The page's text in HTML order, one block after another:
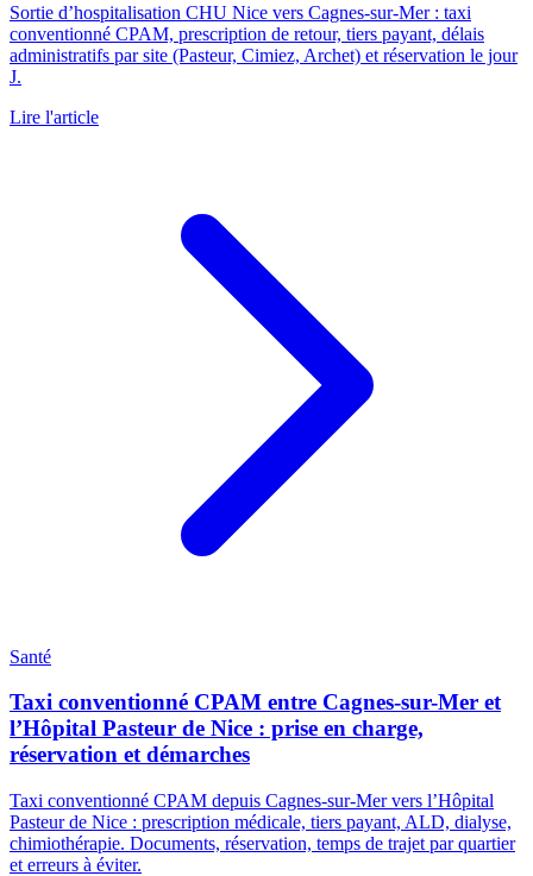
Sortie d’hospitalisation CHU Nice vers Cagnes-sur-Mer : taxi
conventionné CPAM, prescription de retour, tiers payant, délais
administratifs par site (Pasteur, Cimiez, Archet) et réservation le jour
J.
Lire l'article
Santé
Taxi conventionné CPAM entre Cagnes-sur-Mer et
l’Hôpital Pasteur de Nice : prise en charge,
réservation et démarches
Taxi conventionné CPAM depuis Cagnes-sur-Mer vers l’Hôpital
Pasteur de Nice : prescription médicale, tiers payant, ALD, dialyse,
chimiothérapie. Documents, réservation, temps de trajet par quartier
et erreurs à éviter.